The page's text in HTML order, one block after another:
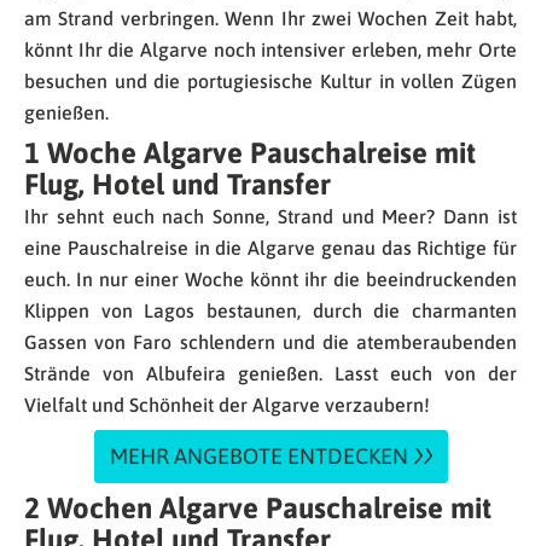
am Strand verbringen. Wenn Ihr zwei Wochen Zeit habt,
könnt Ihr die Algarve noch intensiver erleben, mehr Orte
besuchen und die portugiesische Kultur in vollen Zügen
genießen.
1 Woche Algarve Pauschalreise mit
Flug, Hotel und Transfer
Ihr sehnt euch nach Sonne, Strand und Meer? Dann ist
eine Pauschalreise in die Algarve genau das Richtige für
euch. In nur einer Woche könnt ihr die beeindruckenden
Klippen von Lagos bestaunen, durch die charmanten
Gassen von Faro schlendern und die atemberaubenden
Strände von Albufeira genießen. Lasst euch von der
Vielfalt und Schönheit der Algarve verzaubern!
MEHR ANGEBOTE ENTDECKEN
2 Wochen Algarve Pauschalreise mit